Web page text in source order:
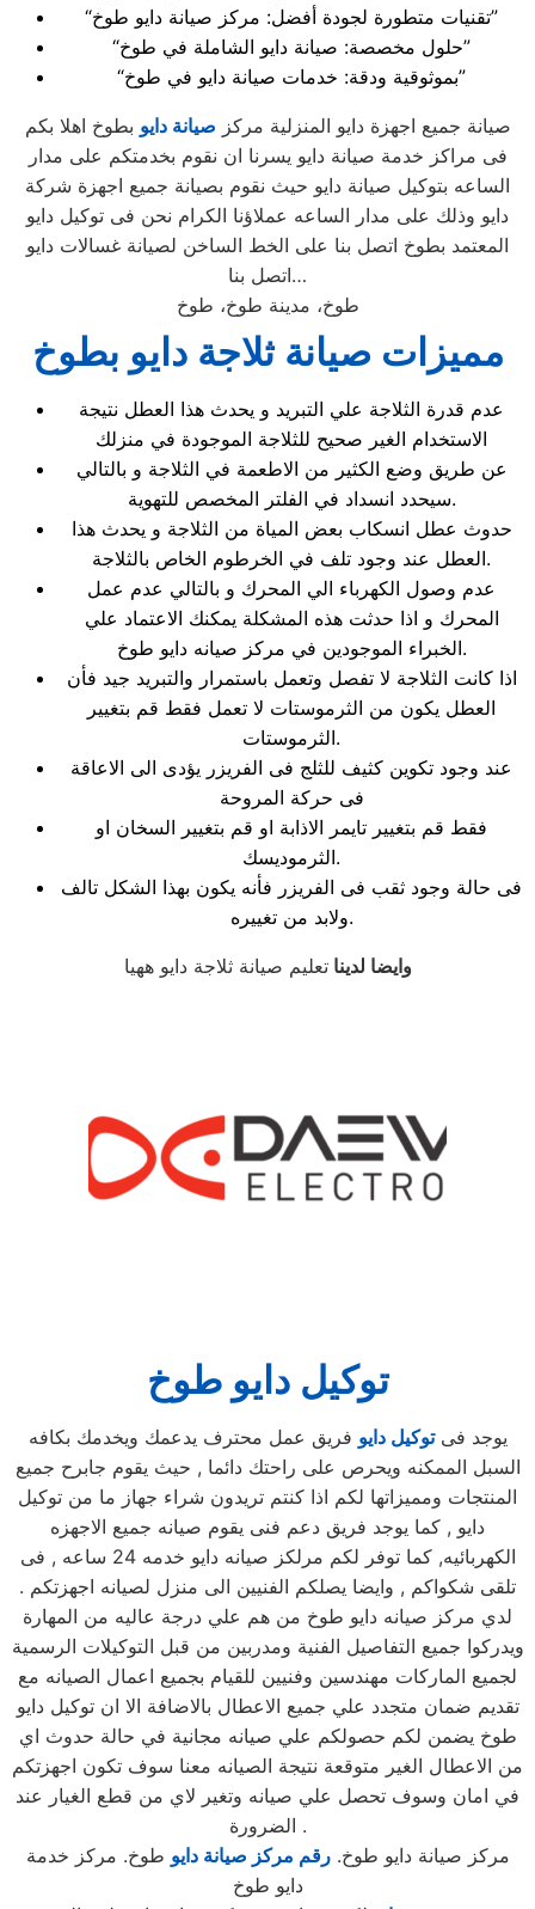
“تقنيات متطورة لجودة أفضل: مركز صيانة دايو طوخ”
“حلول مخصصة: صيانة دايو الشاملة في طوخ”
“بموثوقية ودقة: خدمات صيانة دايو في طوخ”
صيانة جميع اجهزة دايو المنزلية مركز صيانة دايو بطوخ اهلا بكم
فى مراكز خدمة صيانة دايو يسرنا ان نقوم بخدمتكم على مدار
الساعه بتوكيل صيانة دايو حيث نقوم بصيانة جميع اجهزة شركة
دايو وذلك على مدار الساعه عملاؤنا الكرام نحن فى توكيل دايو
المعتمد بطوخ اتصل بنا على الخط الساخن لصيانة غسالات دايو
اتصل بنا…
طوخ، مدينة طوخ، طوخ
مميزات صيانة ثلاجة دايو بطوخ
عدم قدرة الثلاجة علي التبريد و يحدث هذا العطل نتيجة
الاستخدام الغير صحيح للثلاجة الموجودة في منزلك
عن طريق وضع الكثير من الاطعمة في الثلاجة و بالتالي
سيحدد انسداد في الفلتر المخصص للتهوية.
حدوث عطل انسكاب بعض المياة من الثلاجة و يحدث هذا
العطل عند وجود تلف في الخرطوم الخاص بالثلاجة.
عدم وصول الكهرباء الي المحرك و بالتالي عدم عمل
المحرك و اذا حدثت هذه المشكلة يمكنك الاعتماد علي
الخبراء الموجودين في مركز صيانه دايو طوخ.
اذا كانت الثلاجة لا تفصل وتعمل باستمرار والتبريد جيد فأن
العطل يكون من الثرموستات لا تعمل فقط قم بتغيير
الثرموستات.
عند وجود تكوين كثيف للثلج فى الفريزر يؤدى الى الاعاقة
فى حركة المروحة
فقط قم بتغيير تايمر الاذابة او قم بتغيير السخان او
الثرموديسك.
فى حالة وجود ثقب فى الفريزر فأنه يكون بهذا الشكل تالف
ولابد من تغييره.
وايضا لديناتعليم صيانة ثلاجة دايو ههيا
توكيل دايو طوخ
يوجد فىتوكيل دايو فريق عمل محترف يدعمك ويخدمك بكافه
السبل الممكنه ويحرص على راحتك دائما , حيث يقوم جابرح جميع
المنتجات ومميزاتها لكم اذا كنتم تريدون شراء جهاز ما من توكيل
دايو , كما يوجد فريق دعم فنى يقوم صيانه جميع الاجهزه
الكهربائيه, كما توفر لكم مرلكز صيانه دايو خدمه 24 ساعه , فى
تلقى شكواكم , وايضا يصلكم الفنيين الى منزل لصيانه اجهزتكم .
لدي مركز صيانه دايو طوخ من هم علي درجة عاليه من المهارة
ويدركوا جميع التفاصيل الفنية ومدربين من قبل التوكيلات الرسمية
لجميع الماركات مهندسين وفنيين للقيام بجميع اعمال الصيانه مع
تقديم ضمان متجدد علي جميع الاعطال بالاضافة الا ان توكيل دايو
طوخ يضمن لكم حصولكم علي صيانه مجانية في حالة حدوث اي
من الاعطال الغير متوقعة نتيجة الصيانه معنا سوف تكون اجهزتكم
في امان وسوف تحصل علي صيانه وتغير لاي من قطع الغيار عند
الضرورة .
مركز صيانة دايو طوخ.رقم مركز صيانة دايو طوخ. مركز خدمة
دايو طوخ